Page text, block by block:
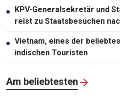
● KPV-Generalsekretär und
reist zu Staatsbesuchen
Neuseeland
● Vietnam, eines der
indischen Touristen
Am beliebtesten